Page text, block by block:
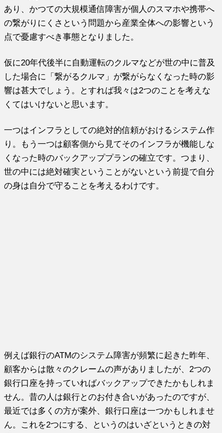
あり、かつての大規模通信障害が個人のスマホや携帯へ
の繋がりにくさという問題から産業全体への影響という
点で憂慮すべき事態となりました。
仮に20年代後半に自動運転のクルマなどが世の中に普及
した場合に「繋がるクルマ」が繋がらなくなった時の影
響は甚大でしょう。とすれば我々は2つのことを考えな
くてはいけないと思います。
一つはインフラとしての絶対的信頼がおけるシステム作
り。もう一つは顧客側から見てそのインフラが機能しな
くなった時のバックアッププランの確立です。つまり、
世の中には絶対確実ということがないという前提で自分
の身は自分で守ることを考えるわけです。
例えば銀行のATMのシステム障害が頻繁に起きた昨年、
顧客からは散々のクレームの声がありましたが、2つの
銀行口座を持っていればバックアップできたかもしれま
せん。昔の人は銀行とのお付き合いがあったのですが、
最近では多くの方が案外、銀行口座は一つかもしれませ
ん。これを2つにする、というのはいざというときの対